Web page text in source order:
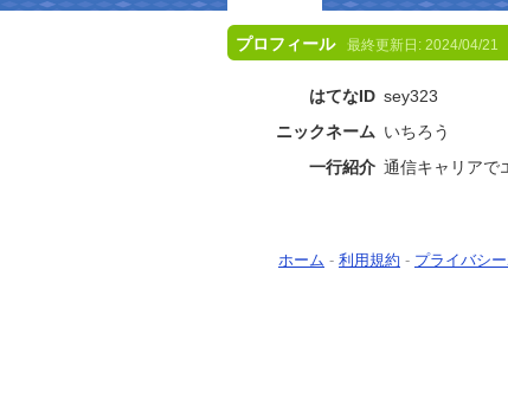
プロフィール 最終更新日: 2024/04/21
はてなID sey323
ニックネーム いちろう
一行紹介 通信キャリアで
ホーム - 利用規約 - プライバシ